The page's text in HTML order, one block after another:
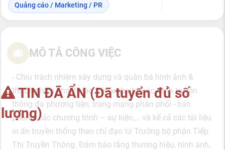
Quảng cáo / Marketing / PR
TIN ĐÃ ẨN (Đã tuyển đủ số
lượng)
MÔ TẢ CÔNG VIỆC
- Chịu trách nhiệm xây dựng và quản bá hình ảnh &
thương hiệu khách sạn trên website, các kênh truyền
thông đa phương tiện, trang mạng phân phối - bán
phòng, các chương trình – sự kiện,… và kể cả các tài liệu
in ấn truyền thống theo chỉ đạo từ Trưởng bộ phận Tiếp
Thị Truyền Thông. Đảm bảo rằng thương hiệu, hình ảnh,